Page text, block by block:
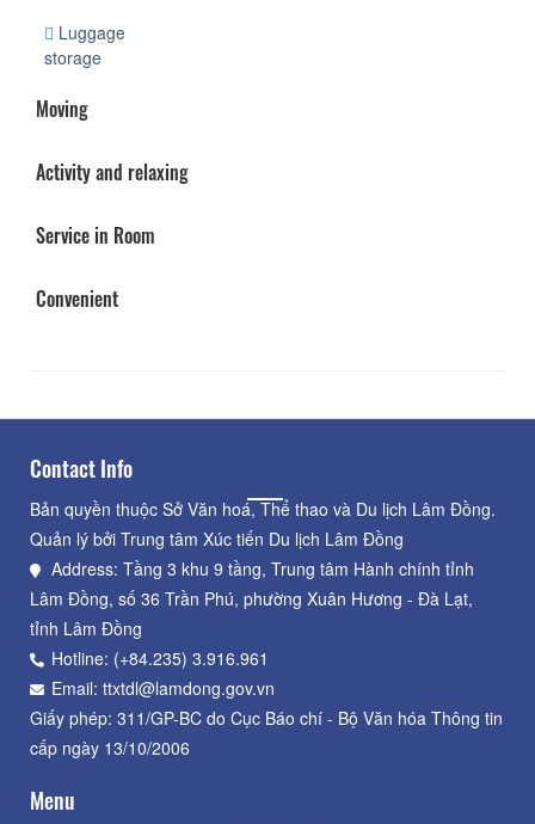
Luggage
storage
Moving
Activity and relaxing
Service in Room
Convenient
Contact Info
Bản quyền thuộc Sở Văn hoá, Thể thao và Du lịch Lâm Đồng.
Quản lý bởi Trung tâm Xúc tiến Du lịch Lâm Đồng
Address: Tầng 3 khu 9 tầng, Trung tâm Hành chính tỉnh
Lâm Đồng, số 36 Trần Phú, phường Xuân Hương - Đà Lạt,
tỉnh Lâm Đồng
Hotline: (+84.235) 3.916.961
Email: ttxtdl@lamdong.gov.vn
Giấy phép: 311/GP-BC do Cục Báo chí - Bộ Văn hóa Thông tin
cấp ngày 13/10/2006
Menu